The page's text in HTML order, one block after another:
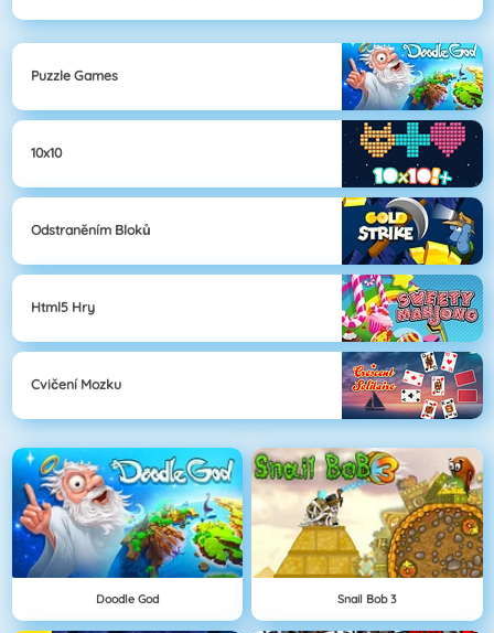
Puzzle Games
10x10
Odstraněním Bloků
Html5 Hry
Cvičení Mozku
Doodle God Snail Bob 3